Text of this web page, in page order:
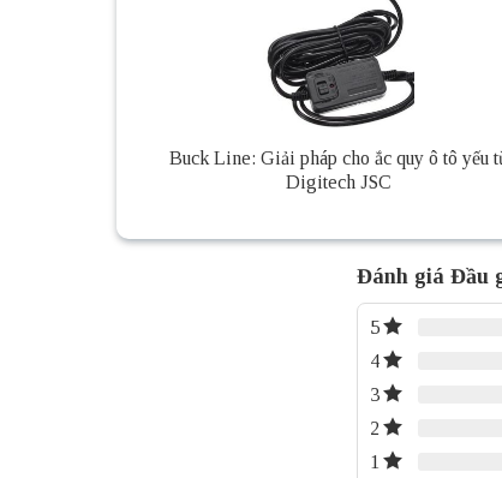
Buck Line: Giải pháp cho ắc quy ô tô yếu
Digitech JSC
Đánh giá Đầu
5
4
3
2
1